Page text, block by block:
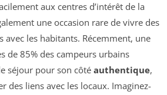
aux centres d’intérêt de la
une occasion rare de vivre des
avec les habitants. Récemment, une
de 85% des campeurs urbains
séjour pour son côté authentique,
des liens avec les locaux. Imaginez-